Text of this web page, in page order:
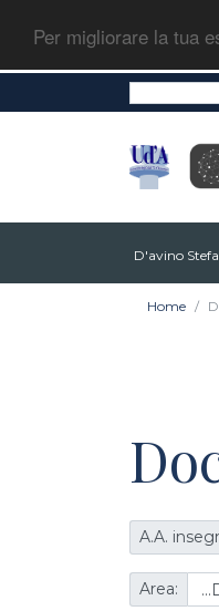
Per migliorare la tua
D'avino
Home
A.A.
Area: